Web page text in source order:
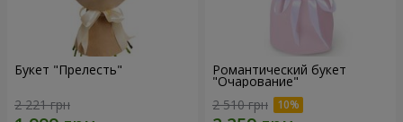
Букет "Прелесть"
2 221 грн
Романтический букет
"Очарование"
2 510 грн